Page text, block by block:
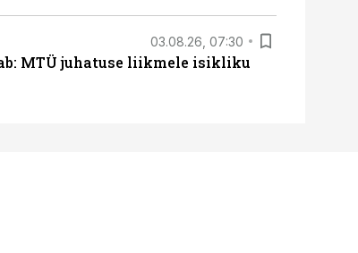
03.08.26, 07:30
MTÜ juhatuse liikmele isikliku